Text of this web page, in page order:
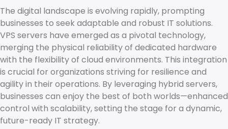
The digital landscape is evolving rapidly, prompting
businesses to seek adaptable and robust IT solutions.
VPS servers have emerged as a pivotal technology,
merging the physical reliability of dedicated hardware
with the flexibility of cloud environments. This integration
is crucial for organizations striving for resilience and
agility in their operations. By leveraging hybrid servers,
businesses can enjoy the best of both worlds—enhanced
control with scalability, setting the stage for a dynamic,
future-ready IT strategy.